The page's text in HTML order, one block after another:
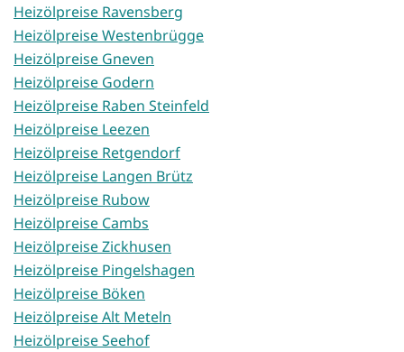
Heizölpreise Ravensberg
Heizölpreise Westenbrügge
Heizölpreise Gneven
Heizölpreise Godern
Heizölpreise Raben Steinfeld
Heizölpreise Leezen
Heizölpreise Retgendorf
Heizölpreise Langen Brütz
Heizölpreise Rubow
Heizölpreise Cambs
Heizölpreise Zickhusen
Heizölpreise Pingelshagen
Heizölpreise Böken
Heizölpreise Alt Meteln
Heizölpreise Seehof